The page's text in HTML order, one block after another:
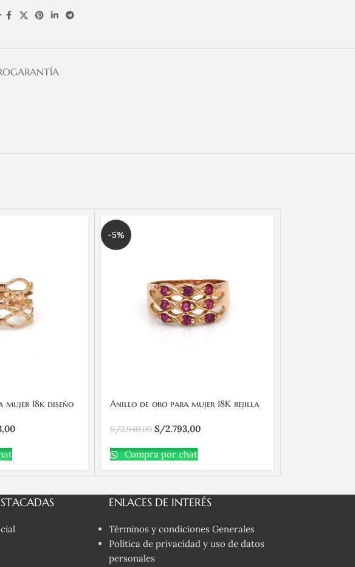
GARANTÍA
18k diseño
-5%
Anillo de oro para mujer 18K rejilla
S/2.940,00 S/2.793,00
Compra por chat
ENLACES DE INTERÉS
Términos y condiciones Generales
Política de privacidad y uso de datos
personales